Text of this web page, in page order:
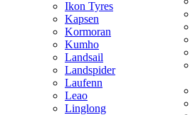
Ikon Tyres
Kapsen
Kormoran
Kumho
Landsail
Landspider
Laufenn
Leao
Linglong